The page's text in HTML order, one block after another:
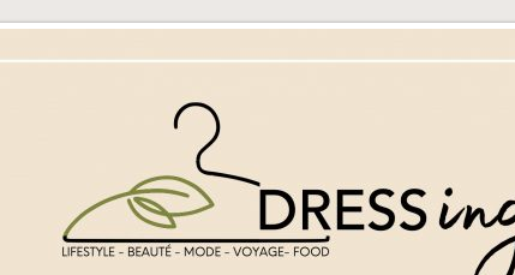
beauté mode à Caen